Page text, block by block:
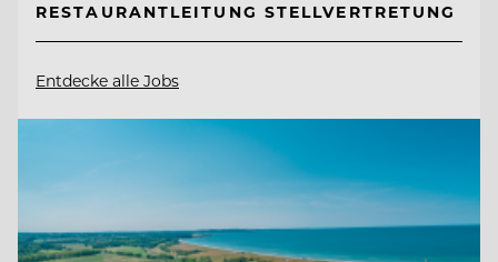
RESTAURANTLEITUNG STELLVERTRETUNG
Entdecke alle Jobs